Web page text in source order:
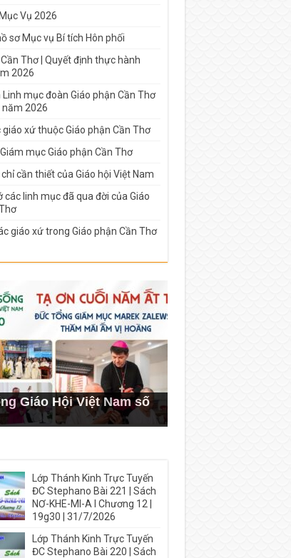
Vụ 2026
sơ Mục vụ Bí tích Hôn phối
Thơ | Quyết định thực hành
2026
Linh mục đoàn Giáo phận Cần Thơ
2026
giáo xứ thuộc Giáo phận Cần Thơ
mục Giáo phận Cần Thơ
cần thiết của Giáo hội Việt Nam
các linh mục đã qua đời của Giáo
giáo xứ trong Giáo phận Cần Thơ
Giáo Hội Việt Nam số
Lớp Thánh Kinh Trực Tuyến
ĐC Stephano Bài 221 | Sách
NƠ-KHE-MI-A I Chương 12 |
19g30 | 31/7/2026
Lớp Thánh Kinh Trực Tuyến
ĐC Stephano Bài 220 | Sách